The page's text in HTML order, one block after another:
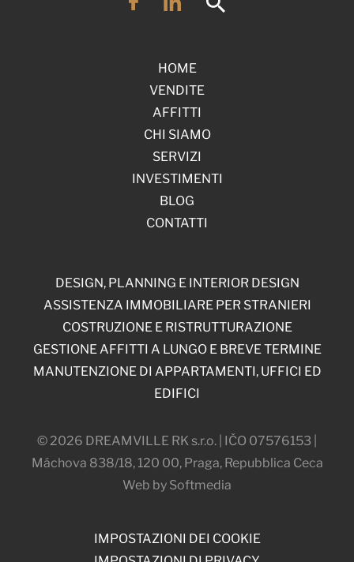
HOME
VENDITE
AFFITTI
CHI SIAMO
SERVIZI
INVESTIMENTI
BLOG
CONTATTI
© 2026 DREAMVILLE RK s.r.o. | IČO 07576153 |
Máchova 838/18, 120 00, Praga, Repubblica Ceca
Web by Softmedia
IMPOSTAZIONI DEI COOKIE
DESIGN, PLANNING E INTERIOR DESIGN
ASSISTENZA IMMOBILIARE PER STRANIERI
COSTRUZIONE E RISTRUTTURAZIONE
GESTIONE AFFITTI A LUNGO E BREVE TERMINE
MANUTENZIONE DI APPARTAMENTI, UFFICI ED
EDIFICI